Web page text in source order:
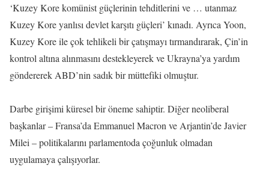
‘Kuzey Kore komünist güçlerinin tehditlerini ve … utanmaz
Kuzey Kore yanlısı devlet karşıtı güçleri’ kınadı. Ayrıca Yoon,
Kuzey Kore ile çok tehlikeli bir çatışmayı tırmandırarak, Çin’in
kontrol altına alınmasını destekleyerek ve Ukrayna’ya yardım
göndererek ABD’nin sadık bir müttefiki olmuştur.
Darbe girişimi küresel bir öneme sahiptir. Diğer neoliberal
başkanlar – Fransa’da Emmanuel Macron ve Arjantin’de Javier
Milei – politikalarını parlamentoda çoğunluk olmadan
uygulamaya çalışıyorlar.